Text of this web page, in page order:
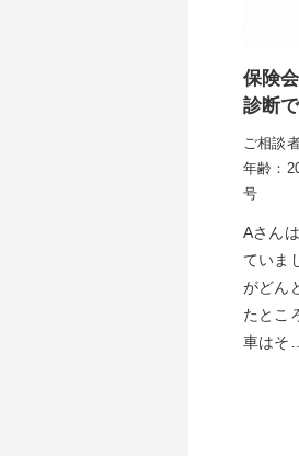
保険
診断
ご相談
年齢：
号
Aさん
ていま
がどん
たとこ
車はそ…